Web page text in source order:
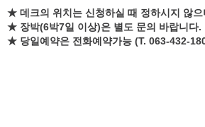
★ 데크의 위치는 신청하실 때 정하시지 않
★ 장박(6박7일 이상)은 별도 문의 바랍니다.
★ 당일예약은 전화예약가능 (T. 063-432-